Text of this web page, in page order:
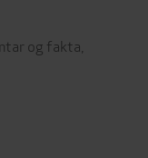
og fakta